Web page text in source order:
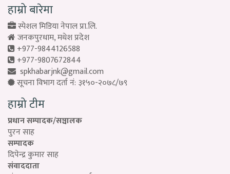
हाम्रो बारेमा
स्पेशल मिडिया नेपाल प्रा.लि.
जनकपुरधाम, मधेश प्रदेश
+977-9844126588
+977-9807672844
spkhabarjnk@gmail.com
सूचना विभाग दर्ता नं: ३१५०-२०७८/७९
हाम्रो टीम
प्रधान सम्पादक/सञ्चालक
पुरन साह
सम्पादक
दिपेन्द्र कुमार साह
संवाददाता